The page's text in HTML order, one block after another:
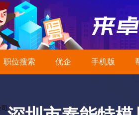
职位搜索 优企 手机版